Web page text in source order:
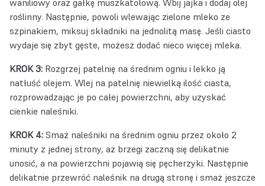
roślinny. Następnie, powoli wlewając zielone mleko ze
szpinakiem, miksuj składniki na jednolitą masę. Jeśli ciasto
wydaje się zbyt gęste, możesz dodać nieco więcej mleka.
KROK 3: Rozgrzej patelnię na średnim ogniu i lekko ją
natłuść olejem. Wlej na patelnię niewielką ilość ciasta,
rozprowadzając je po całej powierzchni, aby uzyskać
cienkie naleśniki.
KROK 4: Smaż naleśniki na średnim ogniu przez około 2
minuty z jednej strony, aż brzegi zaczną się delikatnie
unosić, a na powierzchni pojawią się pęcherzyki. Następnie
delikatnie przewróć naleśnik na drugą stronę i smaż jeszcze